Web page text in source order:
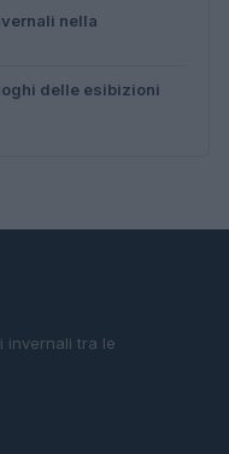
nella
delle esibizioni
invernali tra le